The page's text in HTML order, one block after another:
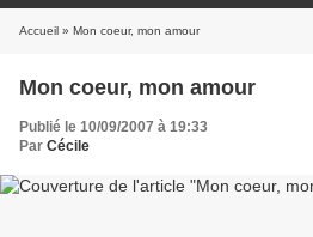
Accueil » Mon coeur, mon amour
Mon coeur, mon amour
Publié le 10/09/2007 à 19:33
Par Cécile